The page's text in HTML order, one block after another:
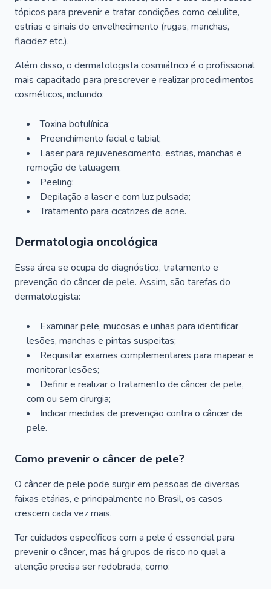
tópicos para prevenir e tratar condições como celulite,
estrias e sinais do envelhecimento (rugas, manchas,
flacidez etc.).
Além disso, o dermatologista cosmiátrico é o profissional
mais capacitado para prescrever e realizar procedimentos
cosméticos, incluindo:
Toxina botulínica;
Preenchimento facial e labial;
Laser para rejuvenescimento, estrias, manchas e
remoção de tatuagem;
Peeling;
Depilação a laser e com luz pulsada;
Tratamento para cicatrizes de acne.
Dermatologia oncológica
Essa área se ocupa do diagnóstico, tratamento e
prevenção do câncer de pele. Assim, são tarefas do
dermatologista:
Examinar pele, mucosas e unhas para identificar
lesões, manchas e pintas suspeitas;
Requisitar exames complementares para mapear e
monitorar lesões;
Definir e realizar o tratamento de câncer de pele,
com ou sem cirurgia;
Indicar medidas de prevenção contra o câncer de
pele.
Como prevenir o câncer de pele?
O câncer de pele pode surgir em pessoas de diversas
faixas etárias, e principalmente no Brasil, os casos
crescem cada vez mais.
Ter cuidados específicos com a pele é essencial para
prevenir o câncer, mas há grupos de risco no qual a
atenção precisa ser redobrada, como: